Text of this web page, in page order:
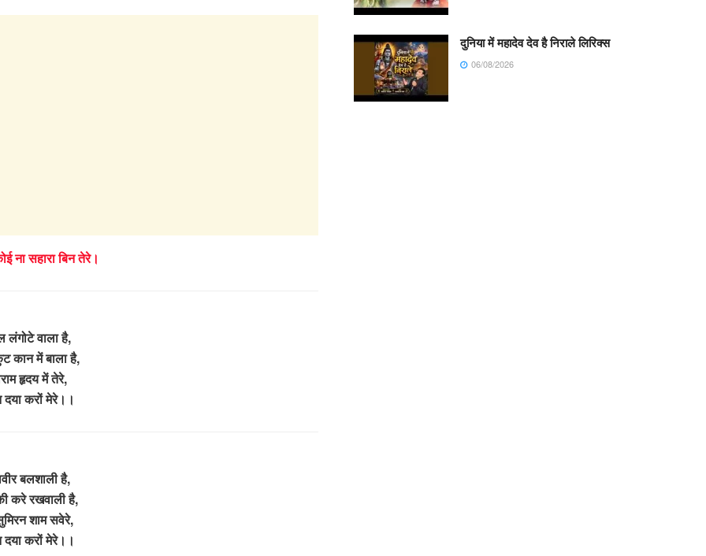
ना सहारा बिन तेरे।
लंगोटे वाला है,
कान में बाला है,
हृदय में तेरे,
दया करों मेरे।।
बलशाली है,
करे रखवाली है,
शाम सवेरे,
दया करों मेरे।।
दुनिया में महादेव देव है निराले लिरिक्स
06/08/2026